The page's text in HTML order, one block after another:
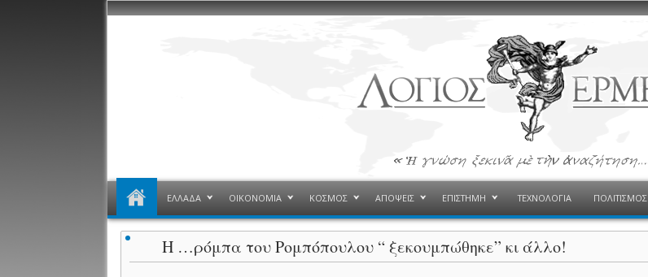
ΕΛΛΑΔΑ ΟΙΚΟΝΟΜΙΑ ΚΟΣΜΟΣ ΑΠΟΨΕΙΣ ΕΠΙΣΤΗΜΗ ΤΕΧΝΟΛΟΓΙΑ ΠΟΛΙΤΙΣΜΟΣ
Η …ρόμπα του Ρομπόπουλου “ ξεκουμπώθηκε” κι άλλο!